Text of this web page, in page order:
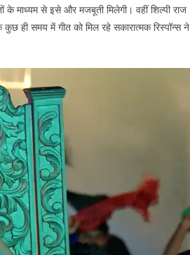
के माध्यम से इसे और मजबूती मिलेगी। वहीं शिल्पी राज
कुछ ही समय में गीत को मिल रहे सकारात्मक रिस्पॉन्स ने